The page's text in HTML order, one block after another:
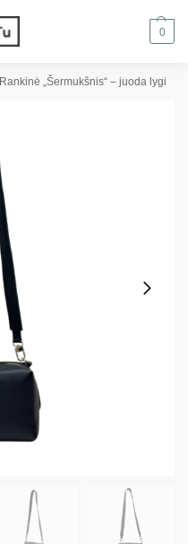
0
Rankinė „Šermukšnis“ – juoda lygi